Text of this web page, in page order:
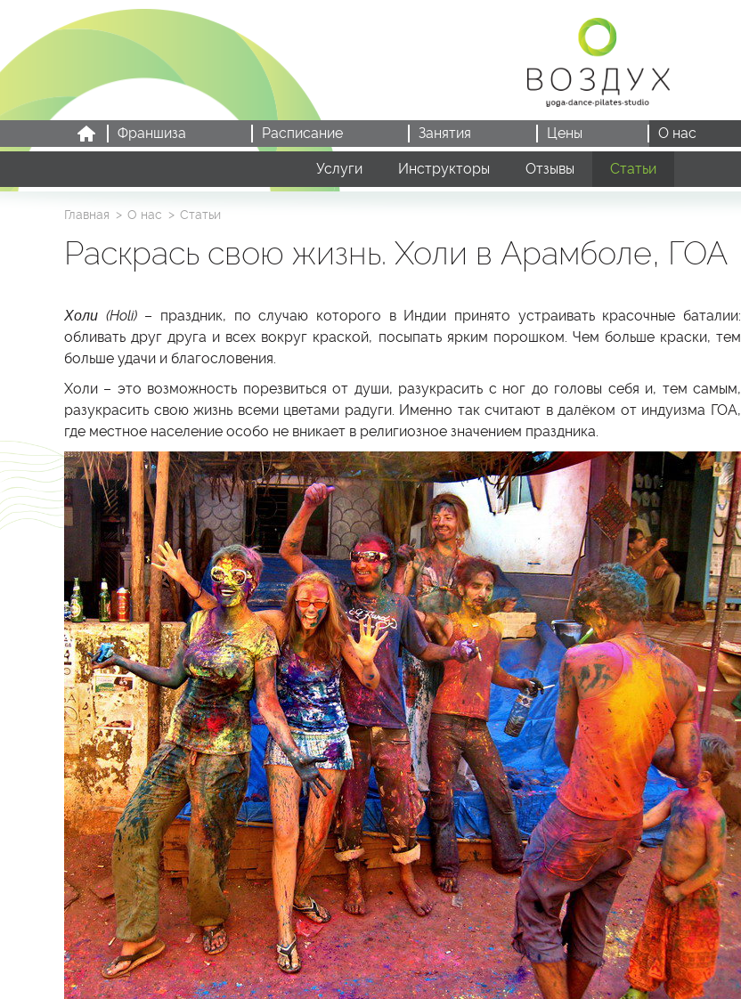
Франшиза Расписание Занятия Цены О нас
Услуги Инструкторы Отзывы Статьи
Главная О нас Статьи
Раскрась свою жизнь. Холи в Арамболе, ГОА
Холи (Holi)– праздник, по случаю которого в Индии принято устраивать красочные баталии:
обливать друг друга и всех вокруг краской, посыпать ярким порошком. Чем больше краски, тем
больше удачи и благословения.
Холи – это возможность порезвиться от души, разукрасить с ног до головы себя и, тем самым,
разукрасить свою жизнь всеми цветами радуги. Именно так считают вдалёком от индуизма ГОА,
где местное население особо не вникает в религиозное значением праздника.